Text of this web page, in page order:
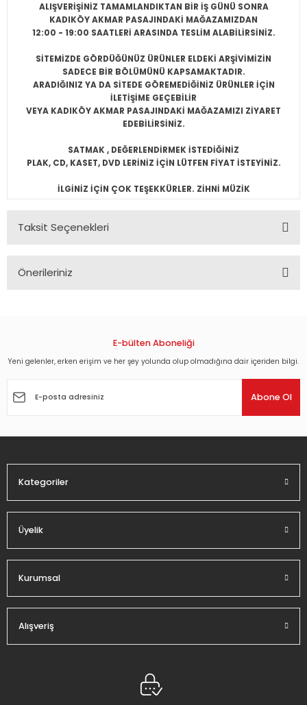
ALIŞVERİŞİNİZ TAMAMLANDIKTAN BİR İŞ GÜNÜ SONRA
KADIKÖY AKMAR PASAJINDAKİ MAĞAZAMIZDAN
12:00 - 19:00 SAATLERİ ARASINDA TESLİM ALABİLİRSİNİZ.
SİTEMİZDE GÖRDÜĞÜNÜZ ÜRÜNLER ELDEKİ ARŞİVİMİZİN
SADECE BİR BÖLÜMÜNÜ KAPSAMAKTADIR.
ARADIĞINIZ YA DA SİTEDE GÖREMEDİĞİNİZ ÜRÜNLER İÇİN
İLETİŞİME GEÇEBİLİR
VEYA KADIKÖY AKMAR PASAJINDAKİ MAĞAZAMIZI ZİYARET
EDEBİLİRSİNİZ.
SATMAK , DEĞERLENDİRMEK İSTEDİĞİNİZ
PLAK, CD, KASET, DVD LERİNİZ İÇİN LÜTFEN FİYAT İSTEYİNİZ.
İLGİNİZ İÇİN ÇOK TEŞEKKÜRLER. ZİHNİ MÜZİK
Taksit Seçenekleri
Önerileriniz
Görüş ve önerileriniz için teşekkür ederiz.
Ürün açıklamasında eksik bilgiler bulunuyor.
E-bülten Aboneliği
Yeni gelenler, erken erişim ve her şey yolunda olup olmadığına dair içeriden bilgi.
Abone Ol
Kategoriler
Üyelik
Kurumsal
Alışveriş